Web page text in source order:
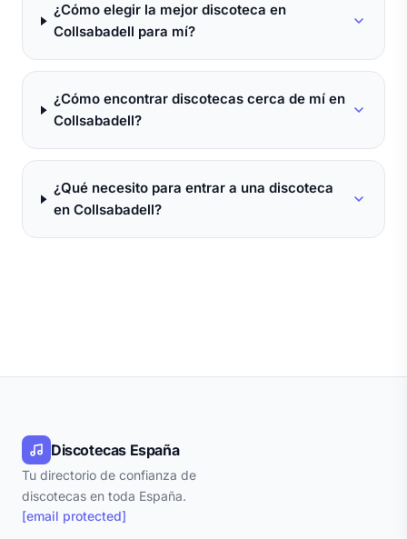
¿Cómo elegir la mejor discoteca en
Collsabadell para mí?
¿Cómo encontrar discotecas cerca de mí en
Collsabadell?
¿Qué necesito para entrar a una discoteca
en Collsabadell?
Discotecas España
Tu directorio de confianza de
discotecas en toda España.
[email protected]